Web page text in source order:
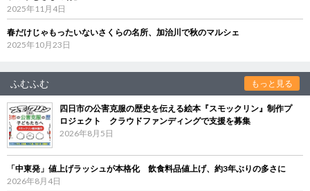
2025年11月4日
春だけじゃもったいないさくらの名所、加治川で秋のマルシェ
2025年10月23日
ふむふむ もっと見る
四日市の公害克服の歴史を伝える絵本『スモックリン』制作プ
ロジェクト クラウドファンディングで支援を募集
2026年8月5日
「中東発」値上げラッシュが本格化 飲食料品値上げ、約3年ぶりの多さに
2026年8月4日